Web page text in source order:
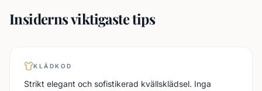
Insiderns viktigaste tips
KLÄDKOD
Strikt elegant och sofistikerad kvällsklädsel. Inga